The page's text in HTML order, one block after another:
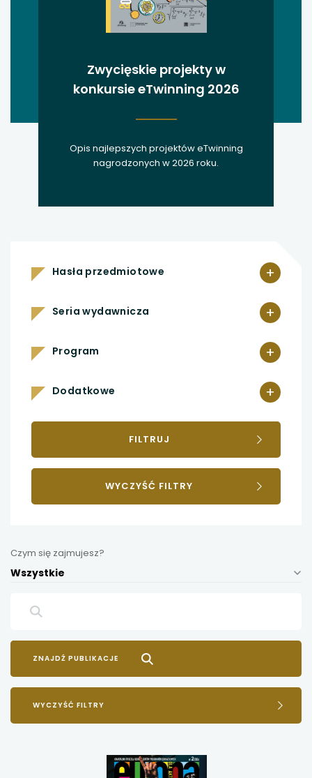
Zwycięskie projekty w
konkursie eTwinning 2026
Opis najlepszych projektów eTwinning
nagrodzonych w 2026 roku.
+
Hasła przedmiotowe
+
Seria wydawnicza
+
Program
+
Dodatkowe
FILTRUJ
WYCZYŚĆ FILTRY
Czym się zajmujesz?
Wszystkie
WYCZYŚĆ FILTRY